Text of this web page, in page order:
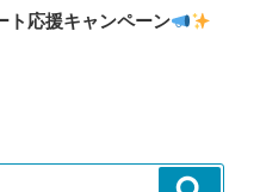
ト応援キャンペーン